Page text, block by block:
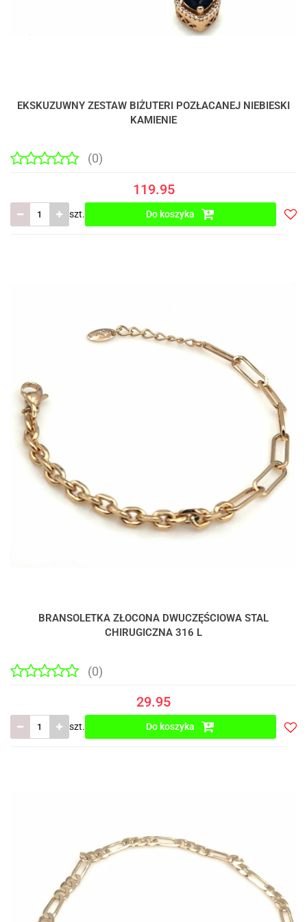
EKSKUZUWNY ZESTAW BIŻUTERI POZŁACANEJ NIEBIESKI
KAMIENIE
(0)
119.95
szt. Do koszyka
BRANSOLETKA ZŁOCONA DWUCZĘŚCIOWA STAL
CHIRUGICZNA 316 L
(0)
29.95
szt. Do koszyka